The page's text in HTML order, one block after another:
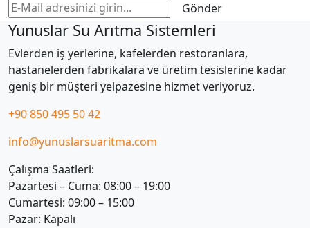
Gönder
Yunuslar Su Arıtma Sistemleri
Evlerden iş yerlerine, kafelerden restoranlara,
hastanelerden fabrikalara ve üretim tesislerine kadar
geniş bir müşteri yelpazesine hizmet veriyoruz.
+90 850 495 50 42
info@yunuslarsuaritma.com
Çalışma Saatleri:
Pazartesi – Cuma: 08:00 – 19:00
Cumartesi: 09:00 – 15:00
Pazar: Kapalı